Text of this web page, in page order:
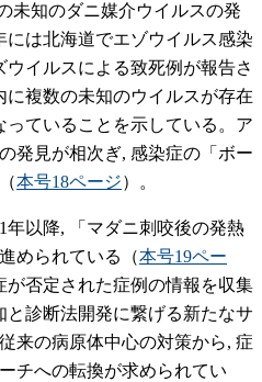
未知のダニ媒介ウイルスの発
には北海道でエゾウイルス感染
ウイルスによる致死例が報告さ
複数の未知のウイルスが存在
っていることを示している。ア
発見が相次ぎ, 感染症の「ボー
本号18ページ）。
年以降, 「マダニ刺咬後の発熱
められている（本号19ペー
が否定された症例の情報を収集
と診断法開発に繋げる新たなサ
来の病原体中心の対策から, 症
チへの転換が求められてい